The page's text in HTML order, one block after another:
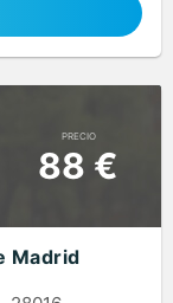
PRECIO
88 €
Madrid